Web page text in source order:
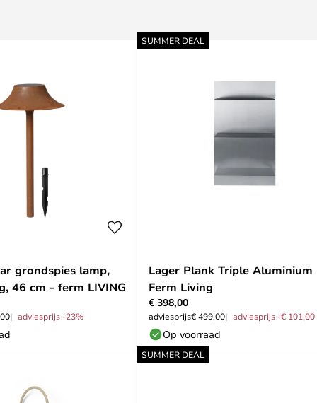
grondspies lamp,
46 cm - ferm LIVING
adviesprijs -23%
SUMMER DEAL
Lager Plank Triple Aluminium
Ferm Living
€ 398,00
adviesprijs€ 499,00 adviesprijs -€ 101,00
Op voorraad
SUMMER DEAL